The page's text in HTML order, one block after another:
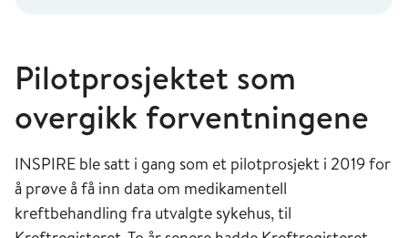
Pilotprosjektet som
overgikk forventningene
INSPIRE ble satt i gang som et pilotprosjekt i 2019 for
å prøve å få inn data om medikamentell
kreftbehandling fra utvalgte sykehus, til